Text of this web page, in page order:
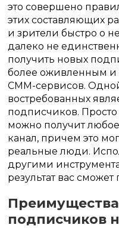
это совершено
этих составляющих
и зрители быстро о
далеко не
получить новых
более оживленным и
СММ-сервисов.
востребованных
подписчиков.
можно получит
канал, причем это
реальные люди.
другими
результат вас
подписчиков